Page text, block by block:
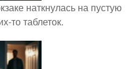
наткнулась на пустую
то таблеток.